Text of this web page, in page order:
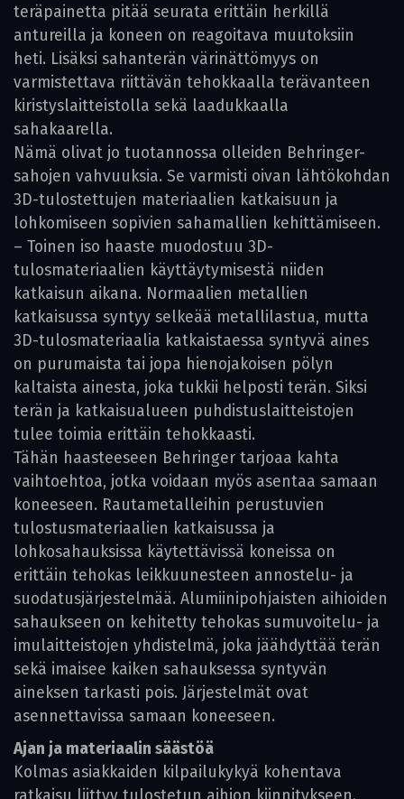
teräpainetta pitää seurata erittäin herkillä
antureilla ja koneen on reagoitava muutoksiin
heti. Lisäksi sahanterän värinättömyys on
varmistettava riittävän tehokkaalla terävanteen
kiristyslaitteistolla sekä laadukkaalla
sahakaarella.
Nämä olivat jo tuotannossa olleiden Behringer-
sahojen vahvuuksia. Se varmisti oivan lähtökohdan
3D-tulostettujen materiaalien katkaisuun ja
lohkomiseen sopivien sahamallien kehittämiseen.
– Toinen iso haaste muodostuu 3D-
tulosmateriaalien käyttäytymisestä niiden
katkaisun aikana. Normaalien metallien
katkaisussa syntyy selkeää metallilastua, mutta
3D-tulosmateriaalia katkaistaessa syntyvä aines
on purumaista tai jopa hienojakoisen pölyn
kaltaista ainesta, joka tukkii helposti terän. Siksi
terän ja katkaisualueen puhdistuslaitteistojen
tulee toimia erittäin tehokkaasti.
Tähän haasteeseen Behringer tarjoaa kahta
vaihtoehtoa, jotka voidaan myös asentaa samaan
koneeseen. Rautametalleihin perustuvien
tulostusmateriaalien katkaisussa ja
lohkosahauksissa käytettävissä koneissa on
erittäin tehokas leikkuunesteen annostelu- ja
suodatusjärjestelmää. Alumiinipohjaisten aihioiden
sahaukseen on kehitetty tehokas sumuvoitelu- ja
imulaitteistojen yhdistelmä, joka jäähdyttää terän
sekä imaisee kaiken sahauksessa syntyvän
aineksen tarkasti pois. Järjestelmät ovat
asennettavissa samaan koneeseen.
Ajan ja materiaalin säästöä
Kolmas asiakkaiden kilpailukykyä kohentava